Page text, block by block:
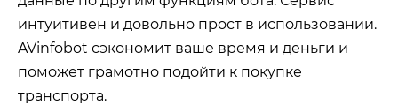
интуитивен и довольно прост в использовании.
AVinfobot сэкономит ваше время и деньги и
поможет грамотно подойти к покупке
транспорта.